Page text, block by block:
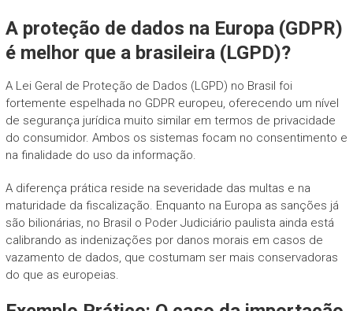
A proteção de dados na Europa (GDPR)
é melhor que a brasileira (LGPD)?
A Lei Geral de Proteção de Dados (LGPD) no Brasil foi
fortemente espelhada no GDPR europeu, oferecendo um nível
de segurança jurídica muito similar em termos de privacidade
do consumidor. Ambos os sistemas focam no consentimento e
na finalidade do uso da informação.
A diferença prática reside na severidade das multas e na
maturidade da fiscalização. Enquanto na Europa as sanções já
são bilionárias, no Brasil o Poder Judiciário paulista ainda está
calibrando as indenizações por danos morais em casos de
vazamento de dados, que costumam ser mais conservadoras
do que as europeias.